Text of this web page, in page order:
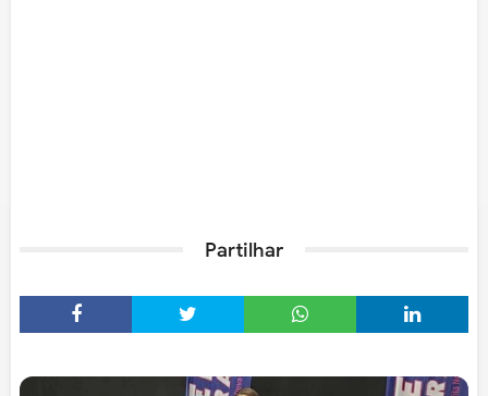
Partilhar